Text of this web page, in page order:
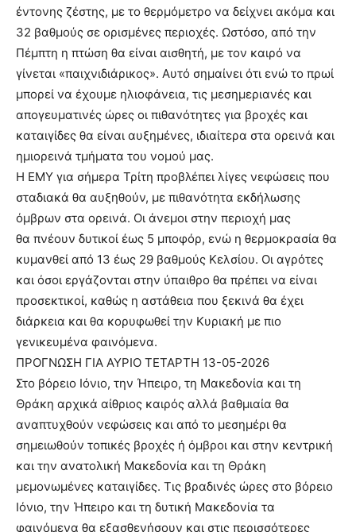
έντονης ζέστης, με το θερμόμετρο να δείχνει ακόμα και
32 βαθμούς σε ορισμένες περιοχές. Ωστόσο, από την
Πέμπτη η πτώση θα είναι αισθητή, με τον καιρό να
γίνεται «παιχνιδιάρικος». Αυτό σημαίνει ότι ενώ το πρωί
μπορεί να έχουμε ηλιοφάνεια, τις μεσημεριανές και
απογευματινές ώρες οι πιθανότητες για βροχές και
καταιγίδες θα είναι αυξημένες, ιδιαίτερα στα ορεινά και
ημιορεινά τμήματα του νομού μας.
Η ΕΜΥ για σήμερα Τρίτη προβλέπει λίγες νεφώσεις που
σταδιακά θα αυξηθούν, με πιθανότητα εκδήλωσης
όμβρων στα ορεινά. Οι άνεμοι στην περιοχή μας
θα πνέουν δυτικοί έως 5 μποφόρ, ενώ η θερμοκρασία θα
κυμανθεί από 13 έως 29 βαθμούς Κελσίου. Οι αγρότες
και όσοι εργάζονται στην ύπαιθρο θα πρέπει να είναι
προσεκτικοί, καθώς η αστάθεια που ξεκινά θα έχει
διάρκεια και θα κορυφωθεί την Κυριακή με πιο
γενικευμένα φαινόμενα.
ΠΡΟΓΝΩΣΗ ΓΙΑ ΑΥΡΙΟ ΤΕΤΑΡΤΗ 13-05-2026
Στο βόρειο Ιόνιο, την Ήπειρο, τη Μακεδονία και τη
Θράκη αρχικά αίθριος καιρός αλλά βαθμιαία θα
αναπτυχθούν νεφώσεις και από το μεσημέρι θα
σημειωθούν τοπικές βροχές ή όμβροι και στην κεντρική
και την ανατολική Μακεδονία και τη Θράκη
μεμονωμένες καταιγίδες. Τις βραδινές ώρες στο βόρειο
Ιόνιο, την Ήπειρο και τη δυτική Μακεδονία τα
φαινόμενα θα εξασθενήσουν και στις περισσότερες